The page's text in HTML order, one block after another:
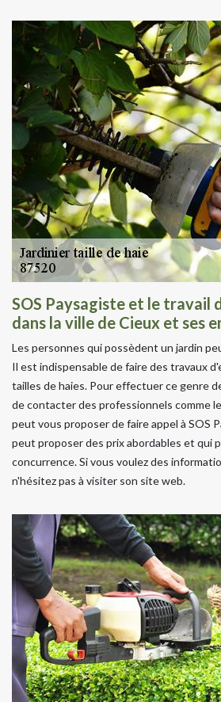
SOS Paysagiste et le travail
dans la ville de Cieux et ses
Les personnes qui possèdent un jardin
Il est indispensable de faire des travaux
tailles de haies. Pour effectuer ce genre
de contacter des professionnels comme
peut vous proposer de faire appel à SOS
peut proposer des prix abordables et qui
concurrence. Si vous voulez des
n'hésitez pas à visiter son site web.